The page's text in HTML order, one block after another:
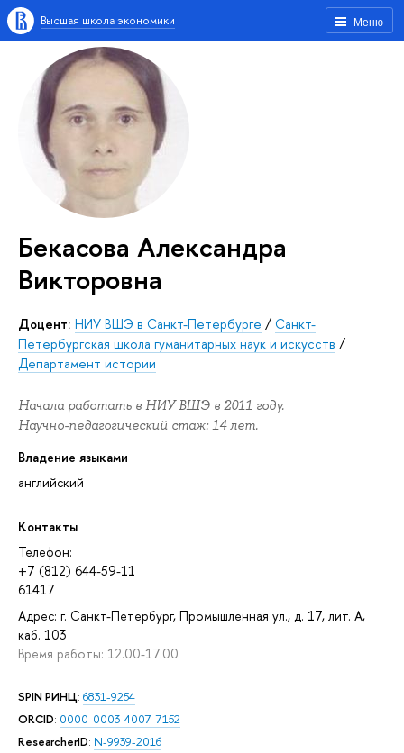
Меню
Высшая школа экономики
Бекасова Александра
Викторовна
Доцент: НИУ ВШЭ в Санкт-Петербурге / Санкт-
Петербургская школа гуманитарных наук и искусств /
Департамент истории
Начала работать в НИУ ВШЭ в 2011 году.
Научно-педагогический стаж: 14 лет.
Владение языками
английский
Контакты
Телефон:
+7 (812) 644-59-11
61417
Адрес: г. Санкт-Петербург, Промышленная ул., д. 17, лит. А,
каб. 103
Время работы: 12.00-17.00
SPIN РИНЦ: 6831-9254
ORCID: 0000-0003-4007-7152
ResearcherID: N-9939-2016